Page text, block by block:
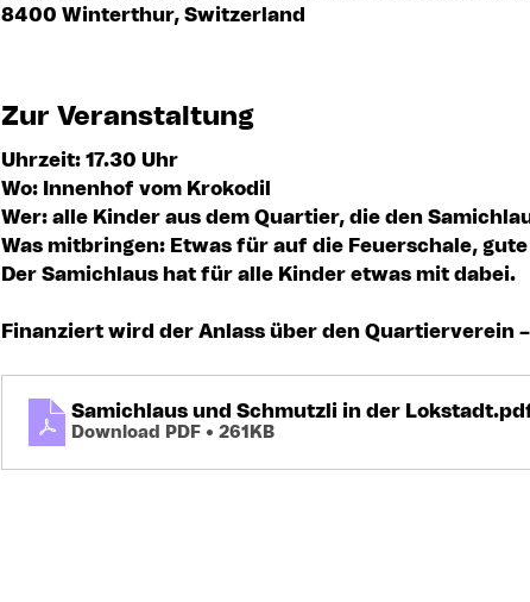
8400 Winterthur, Switzerland
Zur Veranstaltung
Uhrzeit: 17.30 Uhr
Wo: Innenhof vom Krokodil
Wer: alle Kinder aus dem Quartier, die den
Was mitbringen: Etwas für auf die Feuerschale,
Der Samichlaus hat für alle Kinder etwas mit dabei.
Finanziert wird der Anlass über den Quartierverein
Samichlaus und Schmutzli in der Lokstadt
Download PDF • 261KB